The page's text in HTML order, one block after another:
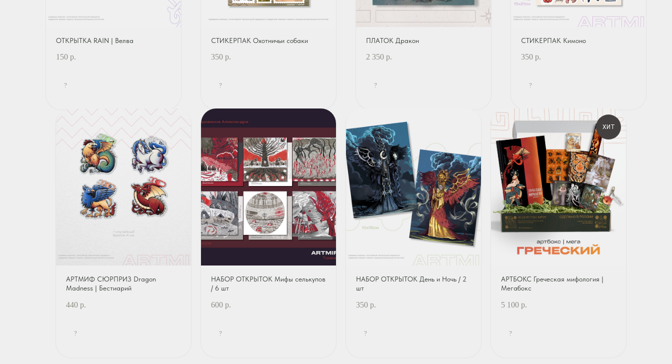
ОТКРЫТКА RAIN | Велва
150 р.
?
СТИКЕРПАК Охотничьи собаки
350 р.
?
ПЛАТОК Дракон
2 350 р.
?
СТИКЕРПАК Кимоно
350 р.
?
АРТМИФ СЮРПРИЗ Dragon
Madness | Бестиарий
440 р.
?
НАБОР ОТКРЫТОК Мифы селькупов
/ 6 шт
600 р.
?
НАБОР ОТКРЫТОК День и Ночь / 2
шт
350 р.
?
ХИТ
АРТБОКС Греческая мифология |
Мегабокс
5 100 р.
?